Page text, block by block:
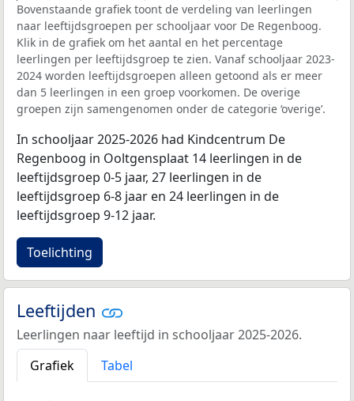
Bovenstaande grafiek toont de verdeling van leerlingen
naar leeftijdsgroepen per schooljaar voor De Regenboog.
Klik in de grafiek om het aantal en het percentage
leerlingen per leeftijdsgroep te zien. Vanaf schooljaar 2023-
2024 worden leeftijdsgroepen alleen getoond als er meer
dan 5 leerlingen in een groep voorkomen. De overige
groepen zijn samengenomen onder de categorie ‘overige’.
In schooljaar 2025-2026 had Kindcentrum De
Regenboog in Ooltgensplaat 14 leerlingen in de
leeftijdsgroep 0-5 jaar, 27 leerlingen in de
leeftijdsgroep 6-8 jaar en 24 leerlingen in de
leeftijdsgroep 9-12 jaar.
Toelichting
Leeftijden
Leerlingen naar leeftijd in schooljaar 2025-2026.
Grafiek
Tabel